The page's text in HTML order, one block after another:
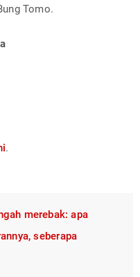
Tomo.
.
merebak: apa
seberapa